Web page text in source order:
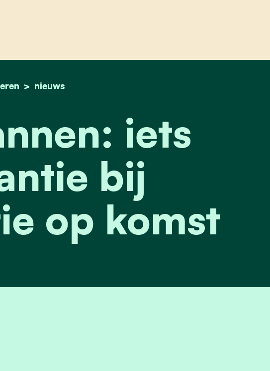
nieuwsiets meer transparantie bij publieke consultatie
iets
bij
op komst